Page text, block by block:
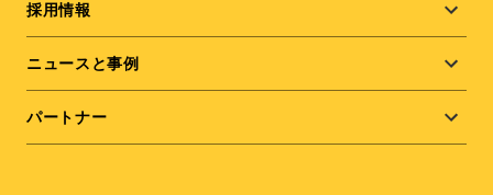
採用情報
ニュースと事例
パートナー